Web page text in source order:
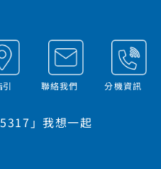
引 聯絡我們 分機資訊
」我想一起